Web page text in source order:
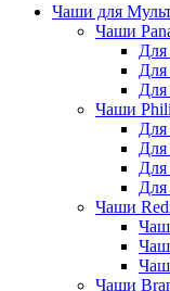
Чаши для
Чаши
Для
Чаши
Для
Для
Для
Для
Чаши
Чаши